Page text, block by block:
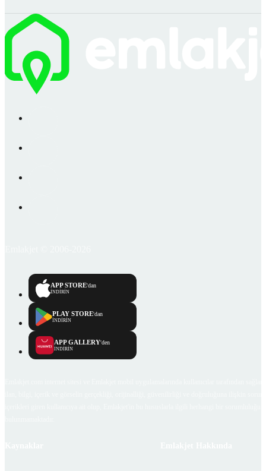
APP STORE'dan
İNDİRİN
PLAY STORE'dan
İNDİRİN
APP GALLERY'den
İNDİRİN